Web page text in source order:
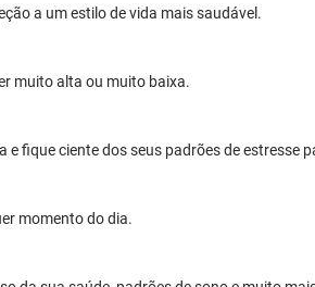
a um estilo de vida mais saudável.
muito alta ou muito baixa.
e fique ciente dos seus padrões de estresse
momento do dia.